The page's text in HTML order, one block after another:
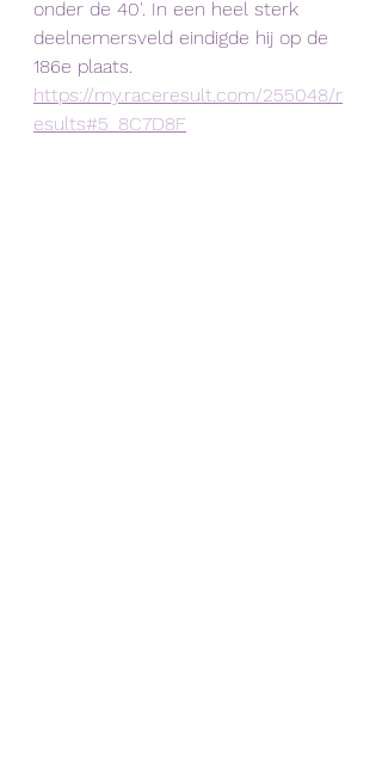
onder de 40'. In een heel sterk
deelnemersveld eindigde hij op de
186e plaats.
https://my.raceresult.com/255048/r
esults#5_8C7D8F